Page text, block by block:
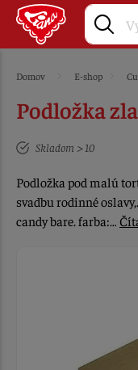
Domov E-shop
Podložka
Skladom > 10
Podložka pod malú
svadbu rodinné
candy bare. farba:…